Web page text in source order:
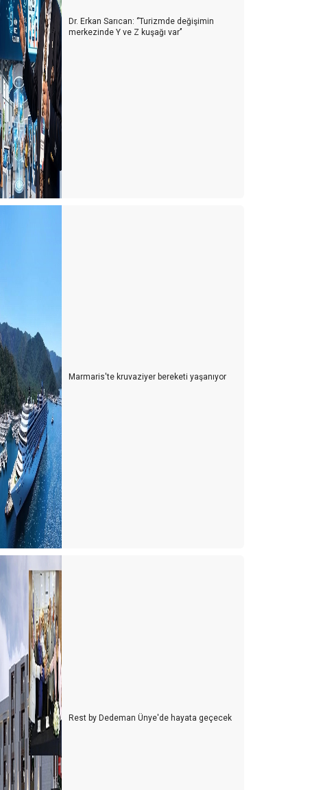
Dr. Erkan Sarıcan: ‘’Turizmde değişimin
merkezinde Y ve Z kuşağı var’’
Marmaris'te kruvaziyer bereketi yaşanıyor
Rest by Dedeman Ünye'de hayata geçecek